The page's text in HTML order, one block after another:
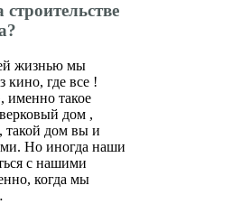
жизнью мы
кино, где все !
именно такое
дом ,
такой дом вы и
Но иногда наши
с нашими
когда мы